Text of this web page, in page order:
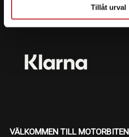
Tillåt urval
VÄLKOMMEN TILL MOTORBITEN